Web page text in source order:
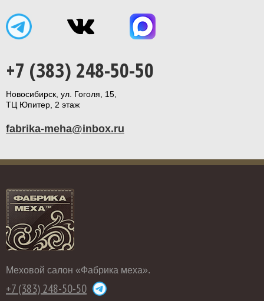
+7 (383) 248-50-50
Новосибирск, ул. Гоголя, 15,
ТЦ Юпитер, 2 этаж
fabrika-meha@inbox.ru
Меховой салон «Фабрика меха».
+7 (383) 248-50-50